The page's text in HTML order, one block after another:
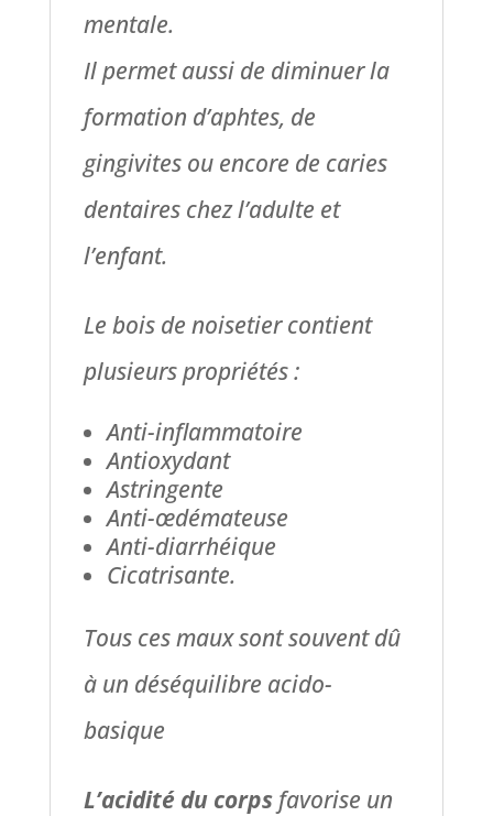
mentale.
Il permet aussi de diminuer la
formation d’aphtes, de
gingivites ou encore de caries
dentaires chez l’adulte et
l’enfant.
Le bois de noisetier contient
plusieurs propriétés :
Anti-inflammatoire
Antioxydant
Astringente
Anti-œdémateuse
Anti-diarrhéique
Cicatrisante.
Tous ces maux sont souvent dû
à un déséquilibre acido-
basique
L’acidité du corpsfavorise un